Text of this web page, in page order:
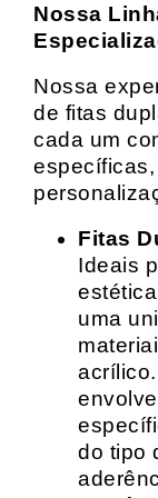
Nossa
Nossa
de fitas
cada um
Fitas
Ideais
uma
do tipo